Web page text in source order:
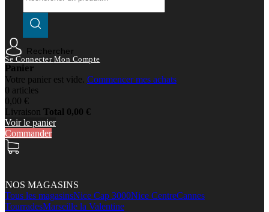
Rechercher
Se Connecter Mon Compte
Panier
Votre panier est vide. Commencer mes achats
0 articles
0,00 €
Livraison Total 0,00 €
Voir le panier
Commander
NOS MAGASINS
Tous les magasinsNice Cap 3000Nice CentreCannes
TourradesMarseille la Valentine